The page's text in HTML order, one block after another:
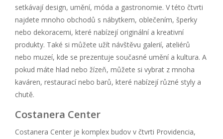
setkávají design, umění, móda a gastronomie. V této čtvrti
najdete mnoho obchodů s nábytkem, oblečením, šperky
nebo dekoracemi, které nabízejí originální a kreativní
produkty. Také si můžete užít návštěvu galerií, ateliérů
nebo muzeí, kde se prezentuje současné umění a kultura. A
pokud máte hlad nebo žízeň, můžete si vybrat z mnoha
kaváren, restaurací nebo barů, které nabízejí různé styly a
chutě.
Costanera Center
Costanera Center je komplex budov v čtvrti Providencia,